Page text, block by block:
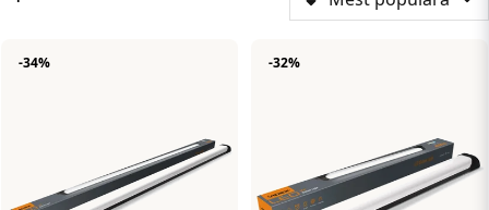
-34% -32%